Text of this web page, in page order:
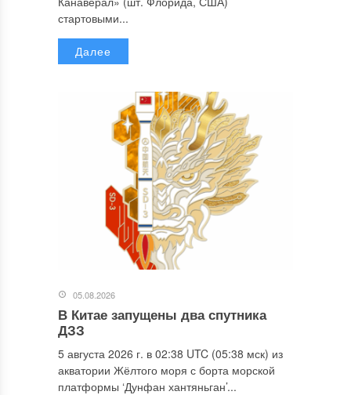
стартовыми...
Далее
05.08.2026
В Китае запущены два спутника
ДЗЗ
5 августа 2026 г. в 02:38 UTC (05:38 мск) из
акватории Жёлтого моря с борта морской
платформы ‘Дунфан хантяньган’...